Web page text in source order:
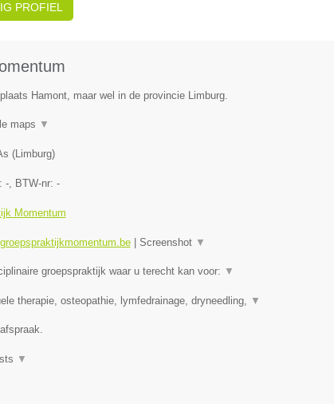
PROFIEL
Hamont, maar wel in de provincie Limburg.
maps ▼
(Limburg)
-, BTW-nr: -
Momentum
| Screenshot ▼
groepspraktijk waar u terecht kan voor: ▼
therapie, osteopathie, lymfedrainage, dryneedling, ▼
▼